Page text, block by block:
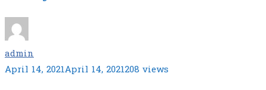
admin
April 14, 2021April 14, 2021208 views